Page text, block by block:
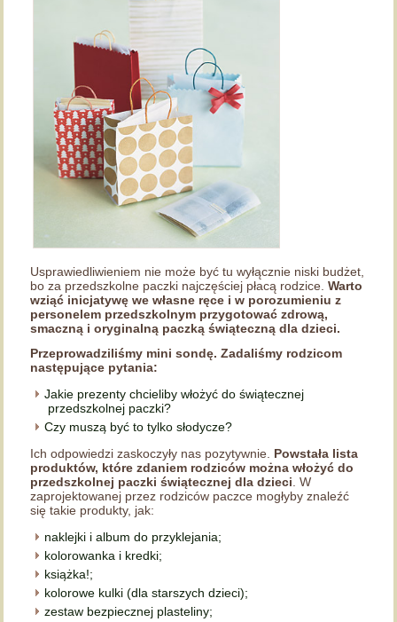
Usprawiedliwieniem nie może być tu wyłącznie niski budżet,
bo za przedszkolne paczki najczęściej płacą rodzice.Warto
wziąć inicjatywę we własne ręce i w porozumieniu z
personelem przedszkolnym przygotować zdrową,
smaczną i oryginalną paczką świąteczną dla dzieci.
Przeprowadziliśmy mini sondę. Zadaliśmy rodzicom
następujące pytania:
Jakie prezenty chcieliby włożyć do świątecznej
przedszkolnej paczki?
Czy muszą być to tylko słodycze?
Ich odpowiedzi zaskoczyły nas pozytywnie. Powstała lista
produktów, które zdaniem rodziców można włożyć do
przedszkolnej paczki świątecznej dla dzieci. W
zaprojektowanej przez rodziców paczce mogłyby znaleźć
się takie produkty, jak:
naklejki i album do przyklejania;
kolorowanka i kredki;
książka!;
kolorowe kulki (dla starszych dzieci);
zestaw bezpiecznej plasteliny;